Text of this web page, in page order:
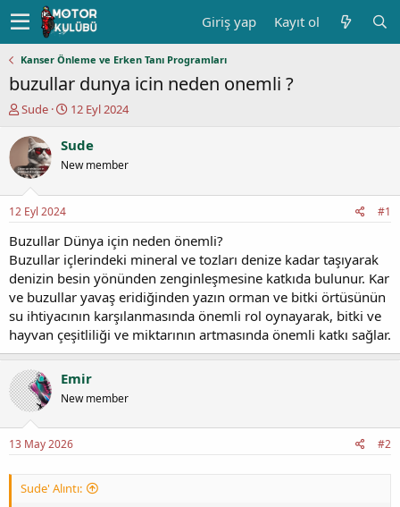
Giriş yap Kayıt ol
Kanser Önleme ve Erken Tanı Programları
buzullar dunya icin neden onemli ?
K
n
y
b
a
ş
a
t
a
n
Sude
B
ş
a
ç
a
r
i
h
i
12 Eyl 2024
Sude
New member
12 Eyl 2024 #1
Buzullar Dünya için neden önemli?
Buzullar içlerindeki mineral ve tozları denize kadar taşıyarak
denizin besin yönünden zenginleşmesine katkıda bulunur. Kar
ve buzullar yavaş eridiğinden yazın orman ve bitki örtüsünün
su ihtiyacının karşılanmasında önemli rol oynayarak, bitki ve
hayvan çeşitliliği ve miktarının artmasında önemli katkı sağlar.
Emir
New member
13 May 2026 #2
Sude' Alıntı: